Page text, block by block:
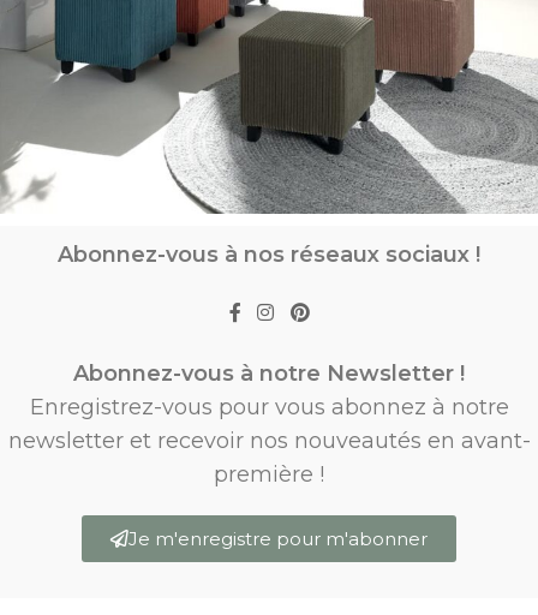
Abonnez-vous à nos réseaux sociaux !
Abonnez-vous à notre Newsletter !
Enregistrez-vous pour vous abonnez à notre
newsletter et recevoir nos nouveautés en avant-
première !
Je m'enregistre pour m'abonner